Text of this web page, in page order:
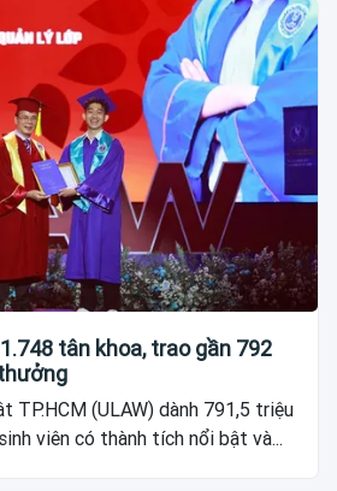
tân khoa, trao gần 792
TP.HCM (ULAW) dành 791,5 triệu
viên có thành tích nổi bật và...